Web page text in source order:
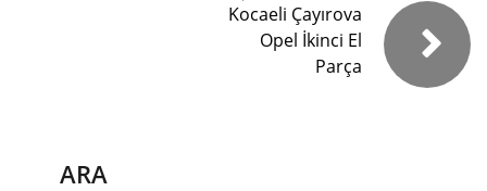
Kocaeli Çayırova
Opel İkinci El
Parça
ARA